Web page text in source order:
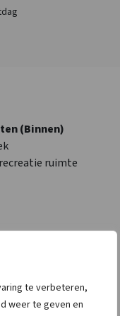
te verbeteren,
weer te geven en
in het hart
(Binnen)
ruimte